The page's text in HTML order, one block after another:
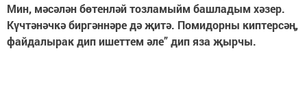
Мин, мәсәлән бөтенләй тозламыйм башладым хәзер.
Күчтәнәчкә биргәннәре дә җитә. Помидорны киптерсәң,
файдалырак дип ишеттем әле” дип яза җырчы.